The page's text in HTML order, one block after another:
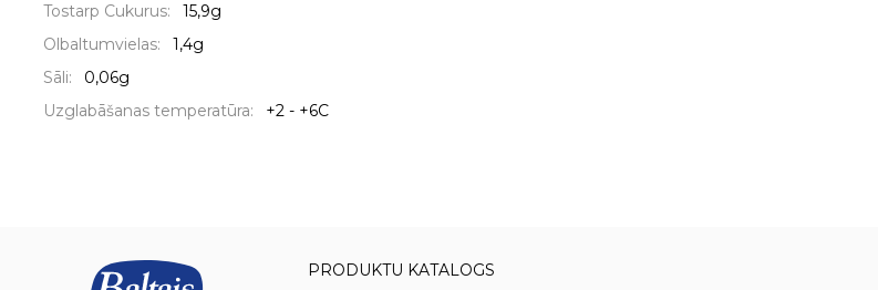
Tostarp Cukurus:
15,9g
Olbaltumvielas:
1,4g
Sāli:
0,06g
Uzglabāšanas temperatūra:
+2 - +6C
PRODUKTU KATALOGS